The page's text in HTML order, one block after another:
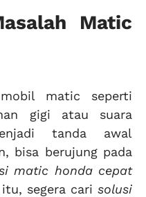
Matic
matic seperti
gigi atau suara
tanda awal
bisa berujung pada
matic honda cepat
segera cari solusi